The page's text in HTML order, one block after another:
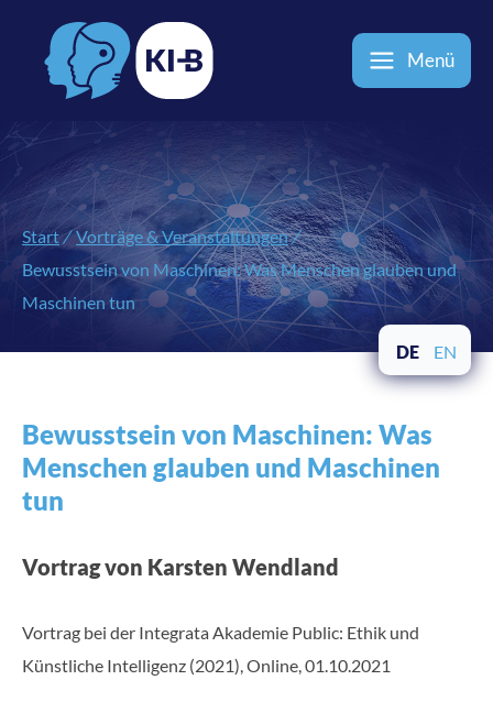
Menü
Start /Vorträge & Veranstaltungen/
Bewusstsein von Maschinen: Was Menschen glauben und
Maschinen tun
DE EN
Bewusstsein von Maschinen: Was
Menschen glauben und Maschinen
tun
Vortrag von Karsten Wendland
Vortrag bei der Integrata Akademie Public: Ethik und
Künstliche Intelligenz (2021), Online, 01.10.2021